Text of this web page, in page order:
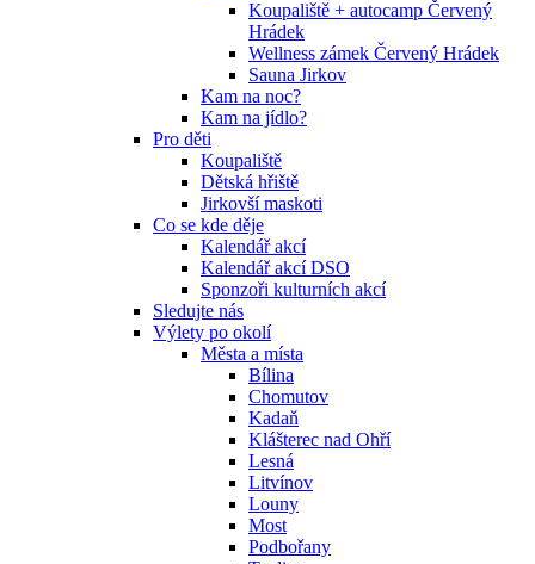
Koupaliště + autocamp Červený
Hrádek
Wellness zámek Červený Hrádek
Sauna Jirkov
Kam na noc?
Kam na jídlo?
Pro děti
Koupaliště
Dětská hřiště
Jirkovší maskoti
Co se kde děje
Kalendář akcí
Kalendář akcí DSO
Sponzoři kulturních akcí
Sledujte nás
Výlety po okolí
Města a místa
Bílina
Chomutov
Kadaň
Klášterec nad Ohří
Lesná
Litvínov
Louny
Most
Podbořany